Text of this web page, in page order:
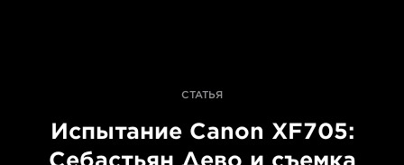
СТАТЬЯ
Испытание Canon XF705: